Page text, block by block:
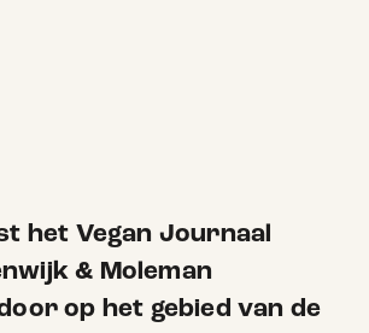
het Vegan Journaal
& Moleman
op het gebied van de